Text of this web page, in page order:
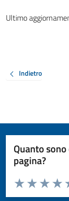
Ultimo
Indietro
Quanto
pagina?
Valuta da 1 a 5
Valuta 3
Valuta 2
Valuta 1 stelle